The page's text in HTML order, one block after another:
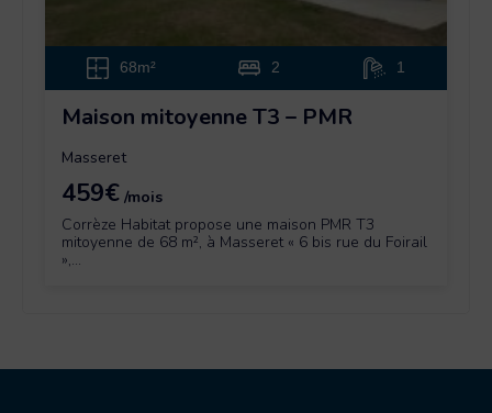
68m² 2 1
Maison mitoyenne T3 – PMR
Masseret
459€ /mois
Corrèze Habitat propose une maison PMR T3
mitoyenne de 68 m², à Masseret « 6 bis rue du Foirail
»,...